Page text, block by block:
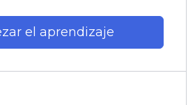
el aprendizaje